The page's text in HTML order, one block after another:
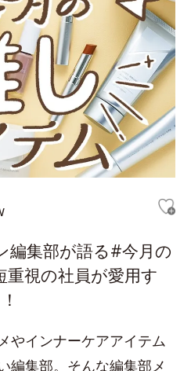
編集部が語る#今月の
視の社員が愛用す
やインナーケアアイテム
編集部。そんな編集部メ